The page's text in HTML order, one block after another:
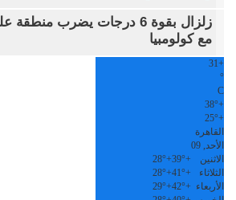
زلزال بقوة 6 درجات يضرب
مع كولومبيا
+
31
°
C
+
38°
+
25°
القاهرة
الأحد, 09
الاثنين
+
39°
+
28°
الثلاثاء
+
41°
+
28°
الأربعاء +
42°
+
29°